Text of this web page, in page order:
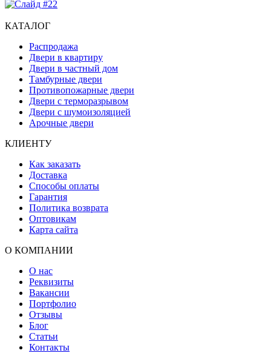
КАТАЛОГ
Распродажа
Двери в квартиру
Двери в частный дом
Тамбурные двери
Противопожарные двери
Двери с терморазрывом
Двери с шумоизоляцией
Арочные двери
КЛИЕНТУ
Как заказать
Доставка
Способы оплаты
Гарантия
Политика возврата
Оптовикам
Карта сайта
О КОМПАНИИ
О нас
Реквизиты
Вакансии
Портфолио
Отзывы
Блог
Статьи
Контакты